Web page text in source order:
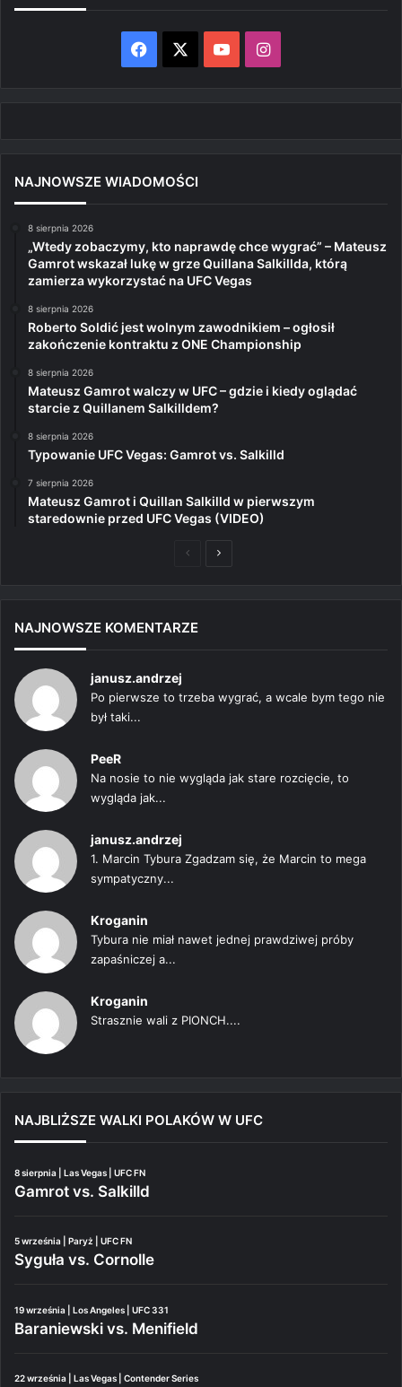
Facebook YouTubeInstagram
NAJNOWSZE WIADOMOŚCI
8 sierpnia 2026
„Wtedy zobaczymy, kto naprawdę chce wygrać” – Mateusz
Gamrot wskazał lukę w grze Quillana Salkillda, którą
zamierza wykorzystać na UFC Vegas
8 sierpnia 2026
Roberto Soldić jest wolnym zawodnikiem – ogłosił
zakończenie kontraktu z ONE Championship
8 sierpnia 2026
Mateusz Gamrot walczy w UFC – gdzie i kiedy oglądać
starcie z Quillanem Salkilldem?
8 sierpnia 2026
Typowanie UFC Vegas: Gamrot vs. Salkilld
7 sierpnia 2026
Mateusz Gamrot i Quillan Salkilld w pierwszym
staredownie przed UFC Vegas (VIDEO)
PoprzedniaNastępna
NAJNOWSZE KOMENTARZE
janusz.andrzej
Po pierwsze to trzeba wygrać, a wcale bym tego nie
był taki...
PeeR
Na nosie to nie wygląda jak stare rozcięcie, to
wygląda jak...
janusz.andrzej
1. Marcin Tybura Zgadzam się, że Marcin to mega
sympatyczny...
Kroganin
Tybura nie miał nawet jednej prawdziwej próby
zapaśniczej a...
Kroganin
Strasznie wali z PIONCH....
NAJBLIŻSZE WALKI POLAKÓW W UFC
8 sierpnia | Las Vegas | UFC FN
Gamrot vs. Salkilld
5 września | Paryż | UFC FN
Syguła vs. Cornolle
19 września | Los Angeles | UFC 331
Baraniewski vs. Menifield
22 września | Las Vegas | Contender Series